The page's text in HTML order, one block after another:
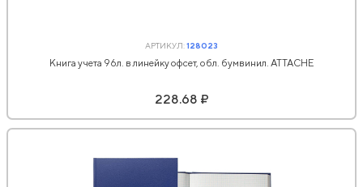
АРТИКУЛ:128023
Книга учета 96л. в линейку офсет, обл. бумвинил. ATTACHE
228.68 ₽